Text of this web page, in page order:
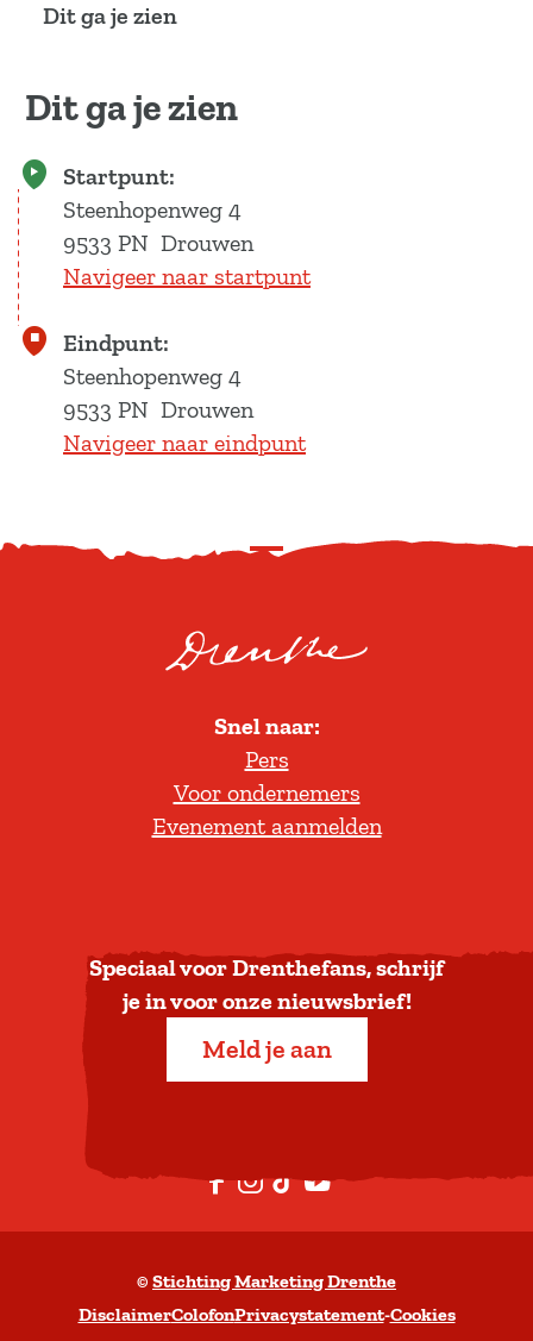
Dit ga je zien
Dit ga je zien
Startpunt:
Steenhopenweg 4
9533 PN Drouwen
Navigeer naar startpunt
Eindpunt:
Steenhopenweg 4
9533 PN Drouwen
Navigeer naar eindpunt
S
o
l
t
e
r
a
a
b
n
Snel naar:
Pers
Voor ondernemers
Evenement aanmelden
Speciaal voor Drenthefans, schrijf
je in voor onze nieuwsbrief!
Meld je aan
F
a
e
b
I
n
t
a
T
i
T
o
Y
o
t
u
© Stichting Marketing Drenthe
DisclaimerColofonPrivacystatement-Cookies